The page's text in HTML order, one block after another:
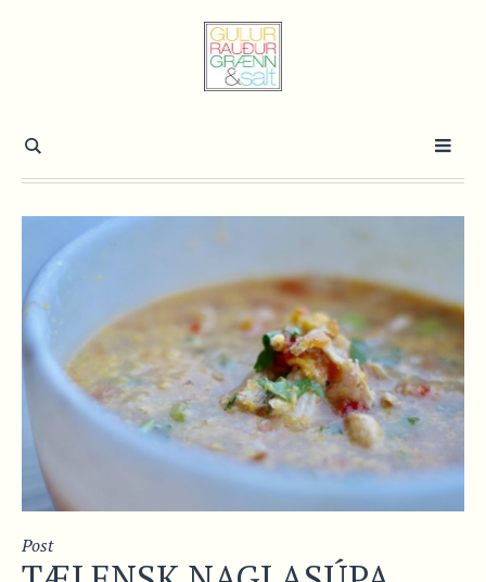
Post